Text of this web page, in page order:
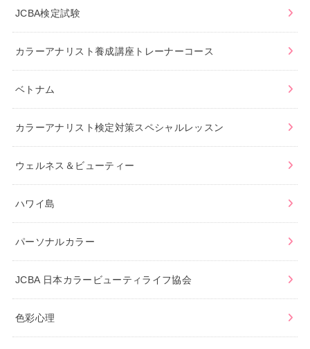
JCBA検定試験
カラーアナリスト養成講座トレーナーコース
ベトナム
カラーアナリスト検定対策スペシャルレッスン
ウェルネス＆ビューティー
ハワイ島
パーソナルカラー
JCBA 日本カラービューティライフ協会
色彩心理